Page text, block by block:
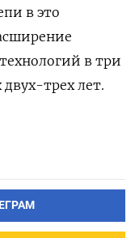
в это
в три
трех лет.